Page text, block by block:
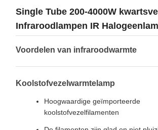
Single Tube 200-4000W
Infraroodlampen IR
Voordelen van infraroodwarmte
Koolstofvezelwarmtelamp
Hoogwaardige geïmporteerde
koolstofvezelfilamenten